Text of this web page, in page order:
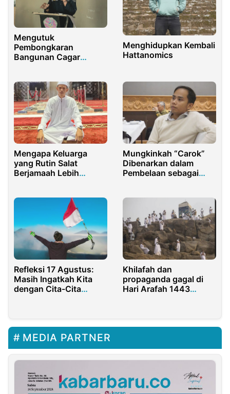
Mengutuk
Pembongkaran
Bangunan Cagar
Kejahatan terhadap
Ingatan Kolektif
Menghidupkan Kembali
Hattanomics
Mengapa Keluarga
yang Rutin Salat
Berjamaah Lebih
Mungkinkah “Carok”
Dibenarkan dalam
Pembelaan sebagai
Refleksi 17 Agustus:
Masih Ingatkah Kita
dengan Cita-Cita
Khilafah dan
propaganda gagal di
Hari Arafah 1443
MEDIA PARTNER